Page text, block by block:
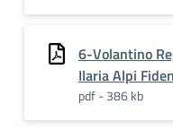
6-Volantino
Ilaria Alpi
pdf - 386 kb